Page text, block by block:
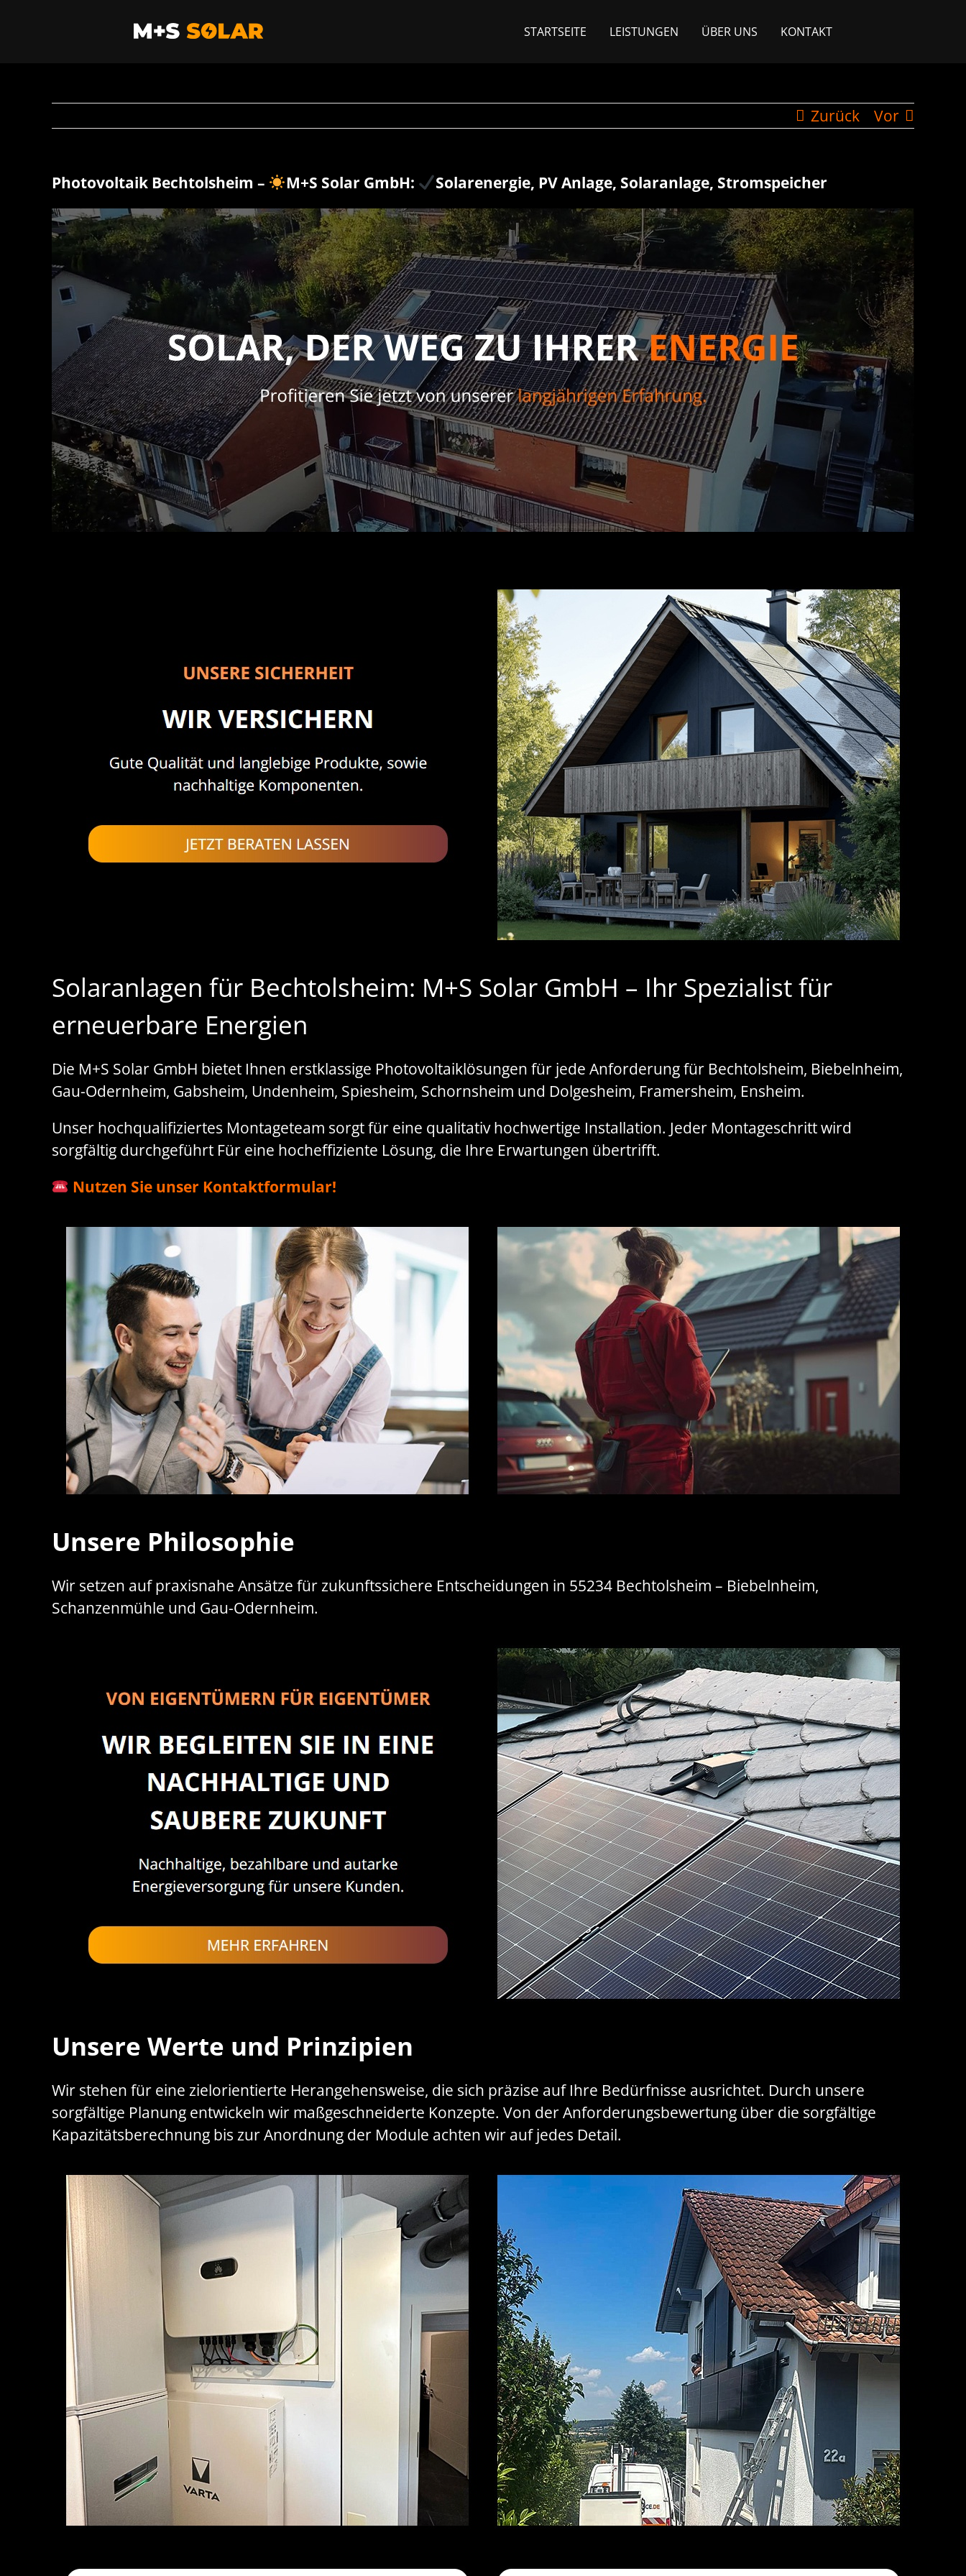
STARTSEITE LEISTUNGEN ÜBER UNS KONTAKT
Zurück Vor
Photovoltaik Bechtolsheim – M+S Solar GmbH: Solarenergie, PV Anlage, Solaranlage, Stromspeicher
Solaranlagen für Bechtolsheim: M+S Solar GmbH – Ihr Spezialist für
erneuerbare Energien
Die M+S Solar GmbH bietet Ihnen erstklassige Photovoltaiklösungen für jede Anforderung für Bechtolsheim, Biebelnheim,
Gau-Odernheim, Gabsheim, Undenheim, Spiesheim, Schornsheim und Dolgesheim, Framersheim, Ensheim.
Unser hochqualifiziertes Montageteam sorgt für eine qualitativ hochwertige Installation. Jeder Montageschritt wird
sorgfältig durchgeführt Für eine hocheffiziente Lösung, die Ihre Erwartungen übertrifft.
Nutzen Sie unser Kontaktformular!
Unsere Philosophie
Wir setzen auf praxisnahe Ansätze für zukunftssichere Entscheidungen in 55234 Bechtolsheim – Biebelnheim,
Schanzenmühle und Gau-Odernheim.
Unsere Werte und Prinzipien
Wir stehen für eine zielorientierte Herangehensweise, die sich präzise auf Ihre Bedürfnisse ausrichtet. Durch unsere
sorgfältige Planung entwickeln wir maßgeschneiderte Konzepte. Von der Anforderungsbewertung über die sorgfältige
Kapazitätsberechnung bis zur Anordnung der Module achten wir auf jedes Detail.